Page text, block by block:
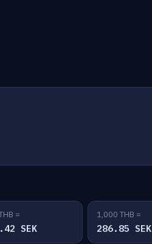
=
SEK
1,000 THB =
286.85 SEK